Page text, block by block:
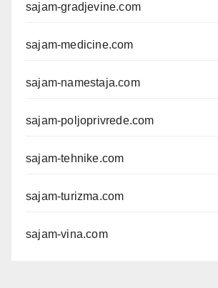
sajam-gradjevine.com
sajam-medicine.com
sajam-namestaja.com
sajam-poljoprivrede.com
sajam-tehnike.com
sajam-turizma.com
sajam-vina.com